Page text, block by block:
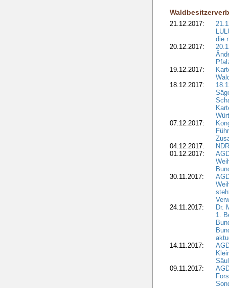
21.12.2017:
die
20.12.2017:
19.12.2017:
18.12.2017:
07.12.2017:
04.12.2017:
01.12.2017:
30.11.2017:
24.11.2017:
Dr.
1.
14.11.2017:
09.11.2017: